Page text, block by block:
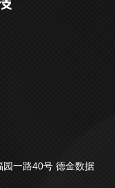
一路40号 德金数据